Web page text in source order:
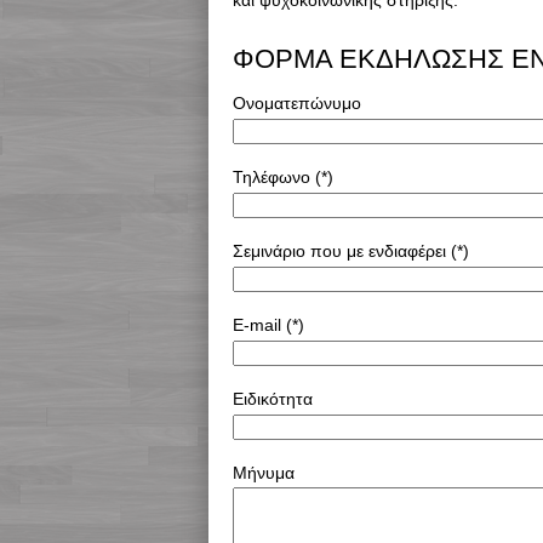
ΦΟΡΜΑ ΕΚΔΗΛΩΣΗΣ
Ονοματεπώνυμο
Τηλέφωνο (*)
Σεμινάριο που με ενδιαφέρει (*)
E-mail (*)
Ειδικότητα
Μήνυμα